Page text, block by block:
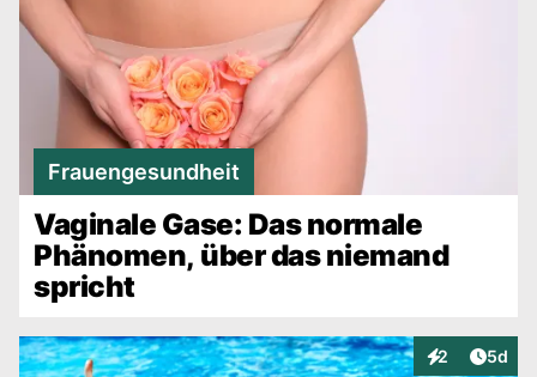
Frauengesundheit
Vaginale Gase: Das normale
Phänomen, über das niemand
spricht
2
Interaktionen
5d